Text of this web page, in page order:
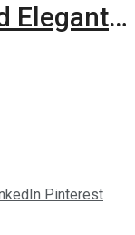
Elegant
Pinterest